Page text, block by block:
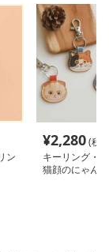
ン
¥2,280(税
キーリング・
猫顔のにゃん